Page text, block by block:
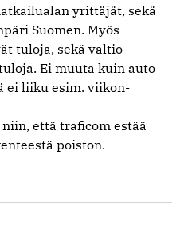
yrittäjät, sekä
Suomen. Myös
tuloja, sekä valtio
Ei muuta kuin auto
ei liiku esim. viikon-
että traficom estää
poiston.